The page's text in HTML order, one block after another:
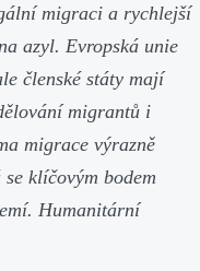
migraci a rychlejší
azyl. Evropská unie
členské státy mají
migrantů i
migrace výrazně
klíčovým bodem
Humanitární